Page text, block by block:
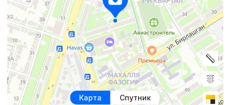
Карта Спутник